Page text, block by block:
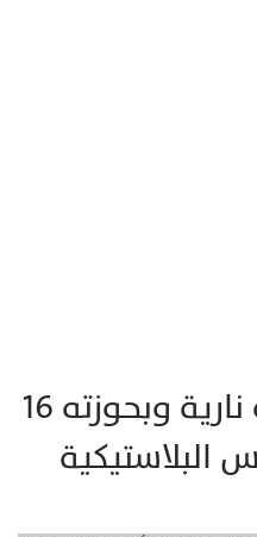
اعتقال صاحب دراجة نارية وبحوزته 16
البلاستيكية